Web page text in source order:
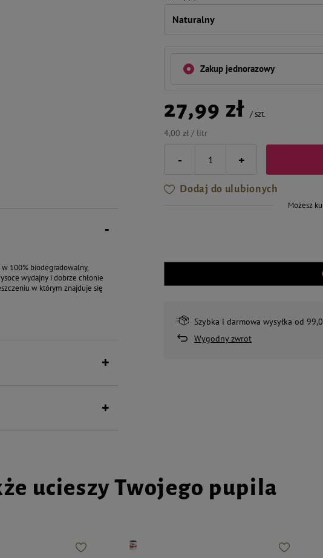
Naturalny
Zakup jednorazowy
27,99 zł /szt.
4,00 zł / litr
- +
Dodaj do ulubionych
Możesz
Szybka i darmowa wysyłka od
Wygodny zwrot
100% biodegradowalny,
wydajny i dobrze chłonie
w którym znajduje się
ucieszy Twojego pupila